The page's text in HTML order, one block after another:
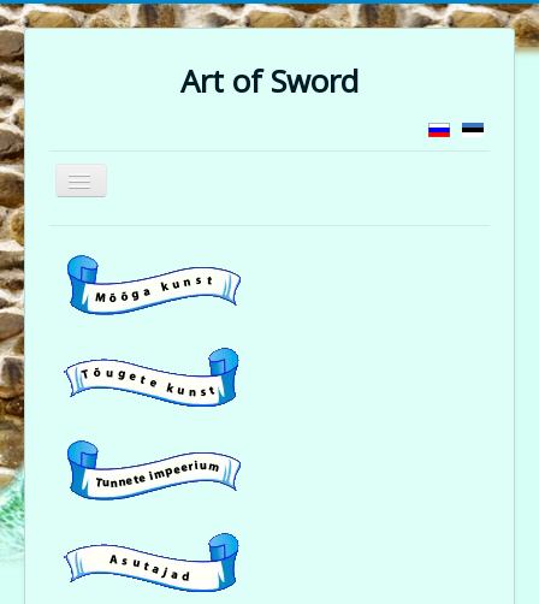
Art of Sword
Näita/Peida
menüüd
Sepikoda
Ajalugu
Pildigalerii
Projektid ja seminarid